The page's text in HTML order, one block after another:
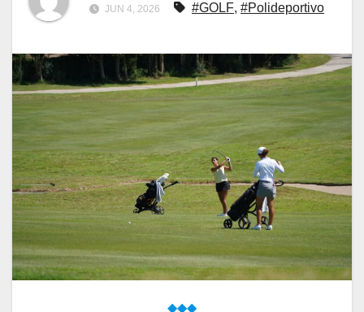
JUN 4, 2026 #GOLF, #Polideportivo
◆◆◆